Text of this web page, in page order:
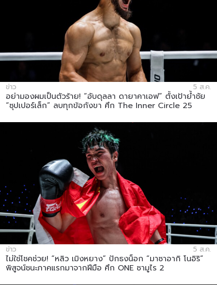
ข่าว 5 ส.ค.
อย่ามองผมเป็นตัวร้าย! “อับดุลลา ดายาคาเอฟ” ตั้งเป้าย้ำชัย
“ซุปเปอร์เล็ก” ลบทุกข้อกังขา ศึก The Inner Circle 25
ข่าว 5 ส.ค.
ไม่ใช่โชคช่วย! “หลิว เมิงหยาง” ปักธงน็อก “มาซาอากิ โนอิริ”
พิสูจน์ชนะภาคแรกมาจากฝีมือ ศึก ONE ซามูไร 2